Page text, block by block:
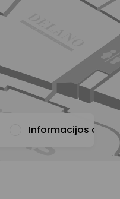
Informacijos apie